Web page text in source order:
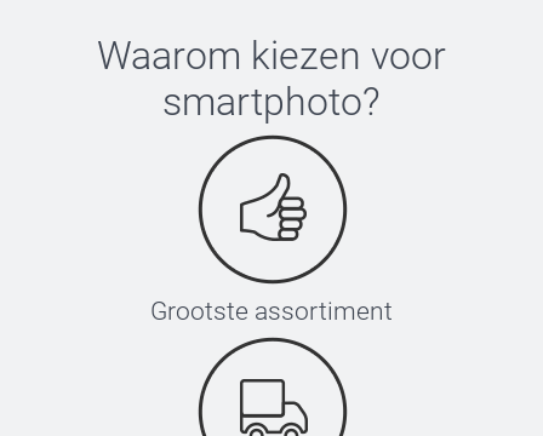
Waarom kiezen voor
smartphoto?
Grootste assortiment